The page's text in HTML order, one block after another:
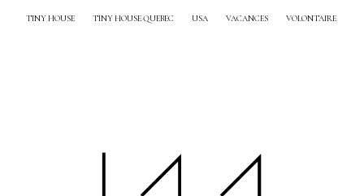
TINY HOUSE TINY HOUSE QUEBEC USA VACANCES VOLONTAIRE